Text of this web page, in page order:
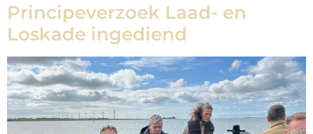
Principeverzoek Laad- en
Loskade ingediend